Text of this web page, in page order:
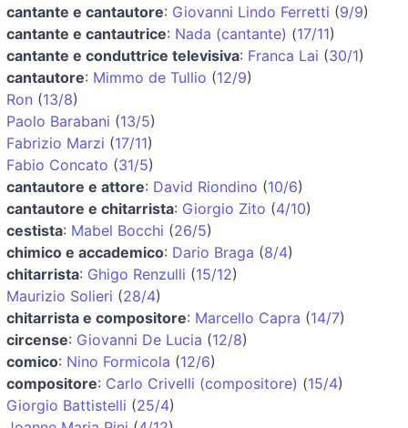
cantante e cantautore: Giovanni Lindo Ferretti (9/9)
cantante e cantautrice: Nada (cantante) (17/11)
cantante e conduttrice televisiva: Franca Lai (30/1)
cantautore: Mimmo de Tullio (12/9)
Ron (13/8)
Paolo Barabani (13/5)
Fabrizio Marzi (17/11)
Fabio Concato (31/5)
cantautore e attore: David Riondino (10/6)
cantautore e chitarrista: Giorgio Zito (4/10)
cestista: Mabel Bocchi (26/5)
chimico e accademico: Dario Braga (8/4)
chitarrista: Ghigo Renzulli (15/12)
Maurizio Solieri (28/4)
chitarrista e compositore: Marcello Capra (14/7)
circense: Giovanni De Lucia (12/8)
comico: Nino Formicola (12/6)
compositore: Carlo Crivelli (compositore) (15/4)
Giorgio Battistelli (25/4)